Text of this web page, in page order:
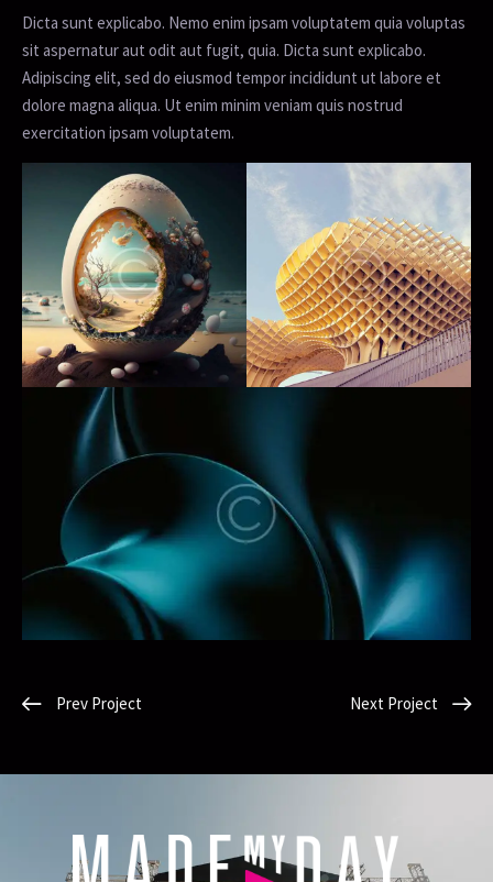
Dicta sunt explicabo. Nemo enim ipsam voluptatem quia voluptas
sit aspernatur aut odit aut fugit, quia. Dicta sunt explicabo.
Adipiscing elit, sed do eiusmod tempor incididunt ut labore et
dolore magna aliqua. Ut enim minim veniam quis nostrud
exercitation ipsam voluptatem.
Prev Project Next Project